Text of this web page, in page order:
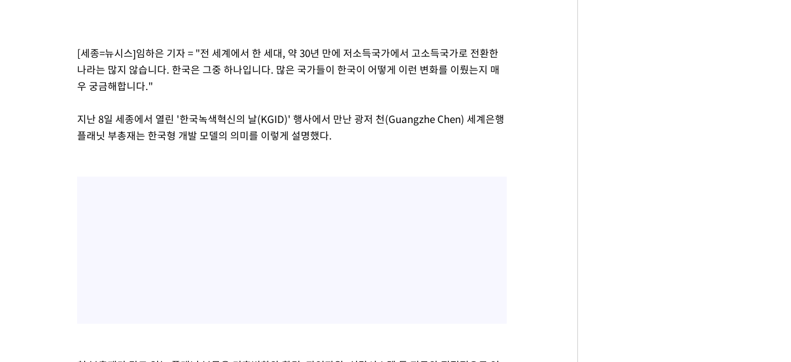
[세종=뉴시스]임하은 기자 = "전 세계에서 한 세대, 약 30년 만에 저소득국가에서 고소득국가로 전환한
나라는 많지 않습니다. 한국은 그중 하나입니다. 많은 국가들이 한국이 어떻게 이런 변화를 이뤘는지 매
우 궁금해합니다."
지난 8일 세종에서 열린 '한국녹색혁신의 날(KGID)' 행사에서 만난 광저 천(Guangzhe Chen) 세계은행
플래닛 부총재는 한국형 개발 모델의 의미를 이렇게 설명했다.